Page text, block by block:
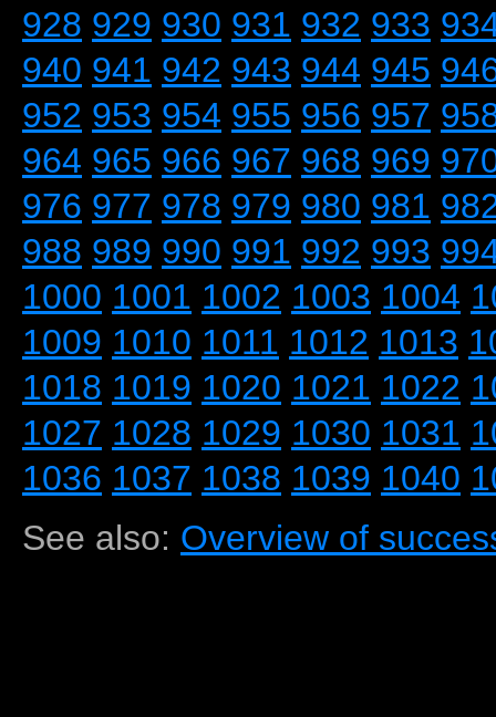
928 929 930 931 932 933
940 941 942 943 944 945
952 953 954 955 956 957
964 965 966 967 968 969
976 977 978 979 980 981
988 989 990 991 992 993
1000 1001 1002 1003 1004
1009 1010 1011 1012 1013
1018 1019 1020 1021 1022
1027 1028 1029 1030 1031
1036 1037 1038 1039 1040
See also: Overview of